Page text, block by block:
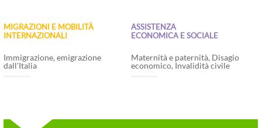
MIGRAZIONI E MOBILITÀ
INTERNAZIONALI
Immigrazione, emigrazione
dall'Italia
ASSISTENZA
ECONOMICA E SOCIALE
Maternità e paternità, Disagio
economico, Invalidità civile